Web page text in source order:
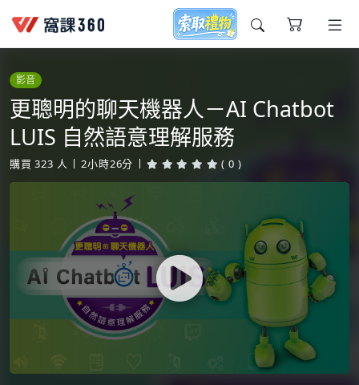
今天想要學什麼?
窩課推薦給您
影音
更聰明的聊天機器人－AI Chatbot
LUIS 自然語意理解服務
購買 323 人 2小時26分 ( 0 )